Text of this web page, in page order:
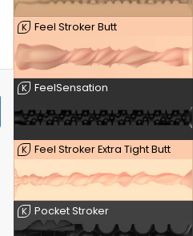
K Feel Stroker Butt
K FeelSensation
K Feel Stroker Extra Tight Butt
K Pocket Stroker